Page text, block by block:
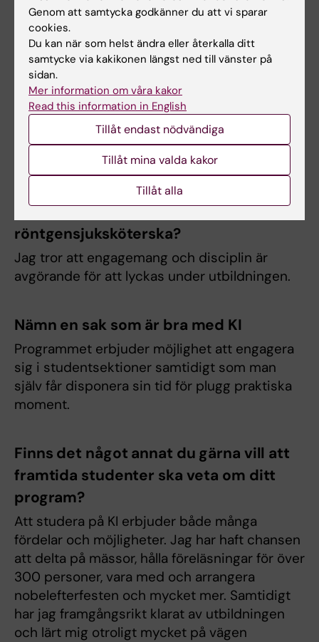
Vad vill du ge för tips till någon som
funderar på att söka till samma
program?
Sök! Efter utbildningen kommer du vara
eftertraktad på arbetsmarknaden, och under
studietiden kommer du att utmanas på ett
utvecklande och givande sätt.
Vilka egenskaper eller intressen tror du
är bra att ha om man vill bli
röntgensjuksköterska?
Jag tror att engagemang och disciplin är
avgörande för att lyckas under utbildningen.
Nämn en sak som är bra med KI
Programmet erbjuder möjlighet att engagera
sig i studentsektioner samtidigt som man
själv får disponera sin tid för plugg praktiska
moment.
Finns det något annat du gärna vill att
framtida studenter ska veta om ditt
program?
Att studera på KI erbjuder både många
fördelar och möjligheter. Jag har haft chansen
att delta på mässor, hålla föreläsningar för över
300 personer, vara med och arrangera
nobelefterfesten och mycket mer. Samtidigt
har jag framgångsrikt klarat av utbildningen
och lärt mig otroligt mycket på vägen
Genom att samtycka godkänner du att vi sparar
cookies.
Du kan när som helst ändra eller återkalla ditt
samtycke via kakikonen längst ned till vänster på
sidan.
Mer information om våra kakor
Read this information in English
Tillåt endast nödvändiga
Tillåt mina valda kakor
Tillåt alla